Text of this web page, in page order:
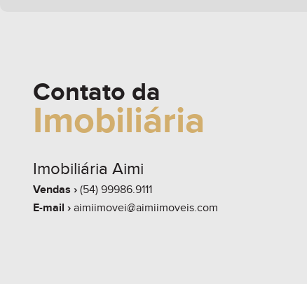
Contato da
Imobiliária
Imobiliária Aimi
Vendas ›(54) 99986.9111
E-mail ›aimiimovei@aimiimoveis.com